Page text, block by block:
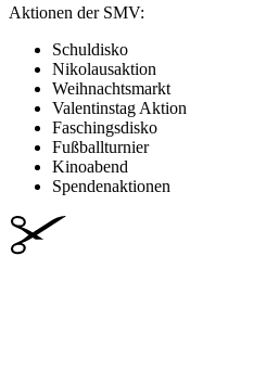
Aktionen der SMV:
Schuldisko
Nikolausaktion
Weihnachtsmarkt
Valentinstag Aktion
Faschingsdisko
Fußballturnier
Kinoabend
Spendenaktionen